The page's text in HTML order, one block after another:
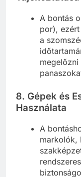
A bontás
por),
a
8. Gépek és
Használata
A
markolók,